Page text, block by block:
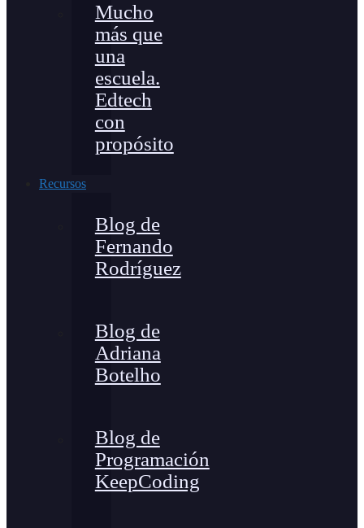
Mucho
más que
una
escuela.
Edtech
con
propósito
Recursos
Blog de
Fernando
Rodríguez
Blog de
Adriana
Botelho
Blog de
Programación
KeepCoding